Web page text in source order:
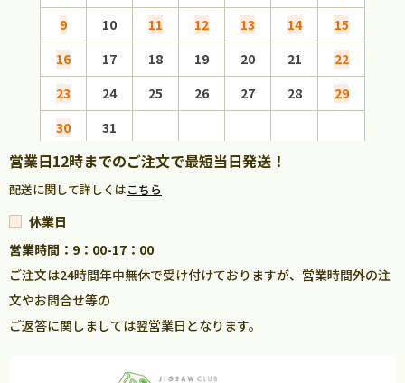
9
10 11 12 13 14
15
16
17 18 19 20 21
22
23
24 25 26 27 28
29
30
31
営業日12時までのご注文で最短当日発送！
配送に関して詳しくはこちら
休業日
営業時間：9：00-17：00
ご注文は24時間年中無休で受け付けておりますが、営業時間外の注
文やお問合せ等の
ご返答に関しましては翌営業日となります。